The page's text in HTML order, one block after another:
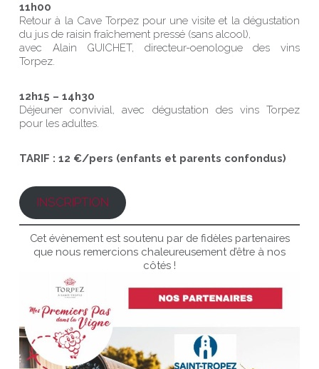
11h00
Retour à la Cave Torpez pour une visite et la dégustation
du jus de raisin fraîchement pressé (sans alcool),
avec Alain GUICHET, directeur-oenologue des vins
Torpez.
12h15 – 14h30
Déjeuner convivial, avec dégustation des vins Torpez
pour les adultes.
TARIF : 12 €/pers (enfants et parents confondus)
INSCRIPTION
Cet évènement est soutenu par de fidèles partenaires
que nous remercions chaleureusement d’être à nos
côtés !